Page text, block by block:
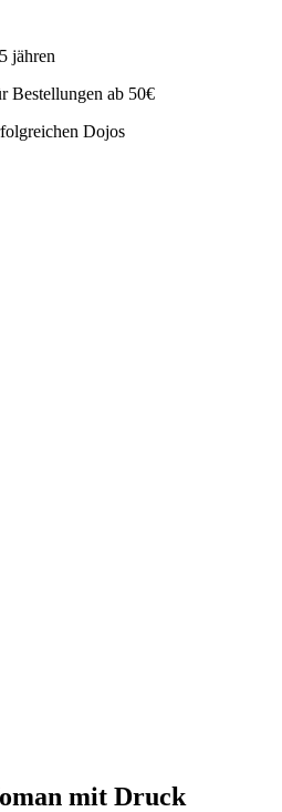
jähren
Bestellungen ab 50€
Dojos
mit Druck